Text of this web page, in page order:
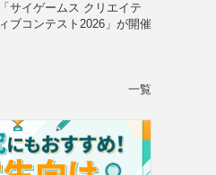
「サイゲームス クリエイテ
ィブコンテスト2026」が開催
一覧